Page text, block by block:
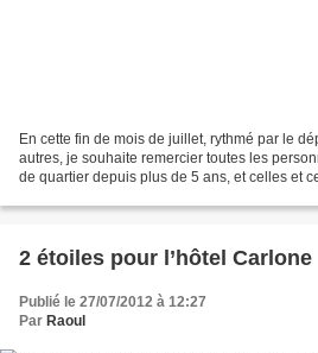
En cette fin de mois de juillet, rythmé par le
autres, je souhaite remercier toutes les
de quartier depuis plus de 5 ans, et celles et
2 étoiles pour l’hôtel Carlone
Publié le 27/07/2012 à 12:27
Par Raoul